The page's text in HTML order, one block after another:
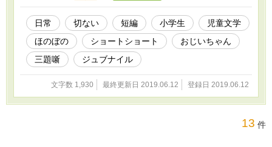
日常 切ない 短編 小学生
児童文学
ほのぼの
ショートショート
おじいちゃん
三題噺
ジュブナイル
文字数 1,930 最終更新日 2019.06.12 登録日 2019.06.12
13 件